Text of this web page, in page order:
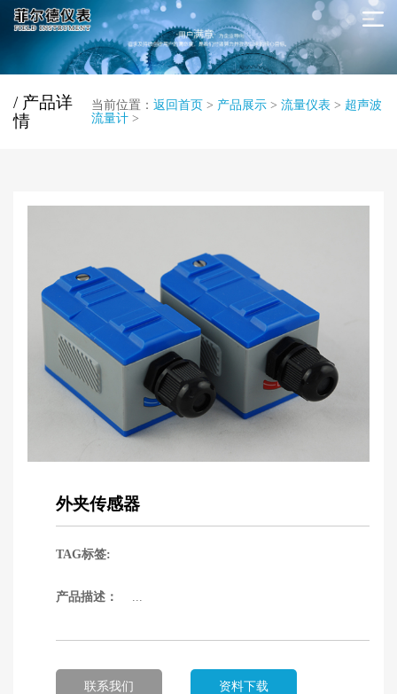
/ 产品详
情
当前位置：返回首页 > 产品展示 >流量仪表 > 超声波
流量计 >
外夹传感器
TAG标签:
产品描述： ...
联系我们 资料下载